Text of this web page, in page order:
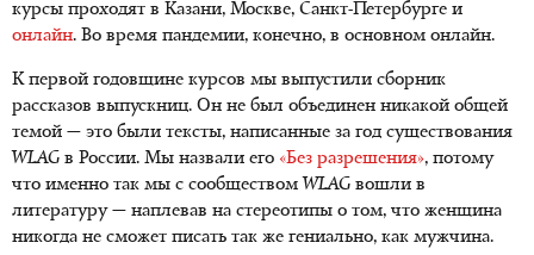
курсы проходят в Казани, Москве, Санкт-Петербурге и
онлайн. Во время пандемии, конечно, в основном онлайн.
К первой годовщине курсов мы выпустили сборник
рассказов выпускниц. Он не был объединен никакой общей
темой — это были тексты, написанные за год существования
WLAG в России. Мы назвали его «Без разрешения», потому
что именно так мы с сообществом WLAG вошли в
литературу — наплевав на стереотипы о том, что женщина
никогда не сможет писать так же гениально, как мужчина.